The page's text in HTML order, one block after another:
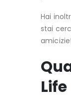
Hai
stai
amicizie!
Life